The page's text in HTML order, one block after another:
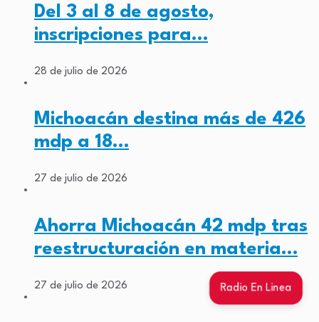
Radio En Linea
Del 3 al 8 de agosto,
inscripciones para…
28 de julio de 2026
Michoacán destina más de 426
mdp a 18…
27 de julio de 2026
Ahorra Michoacán 42 mdp tras
reestructuración en materia…
27 de julio de 2026